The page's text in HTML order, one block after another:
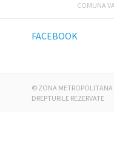
COMUNA
FACEBOOK
© ZONA
DREPTURILE REZERVATE